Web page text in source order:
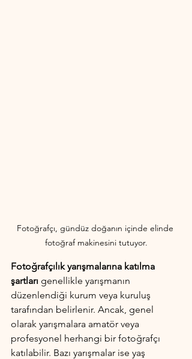
Fotoğrafçı, gündüz doğanın içinde elinde
fotoğraf makinesini tutuyor.
Fotoğrafçılık yarışmalarına katılma
şartları genellikle yarışmanın
düzenlendiği kurum veya kuruluş
tarafından belirlenir. Ancak, genel
olarak yarışmalara amatör veya
profesyonel herhangi bir fotoğrafçı
katılabilir. Bazı yarışmalar ise yaş